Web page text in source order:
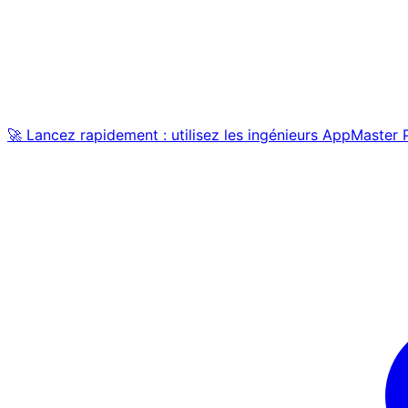
🚀 Lancez rapidement : utilisez les ingénieurs AppMaster